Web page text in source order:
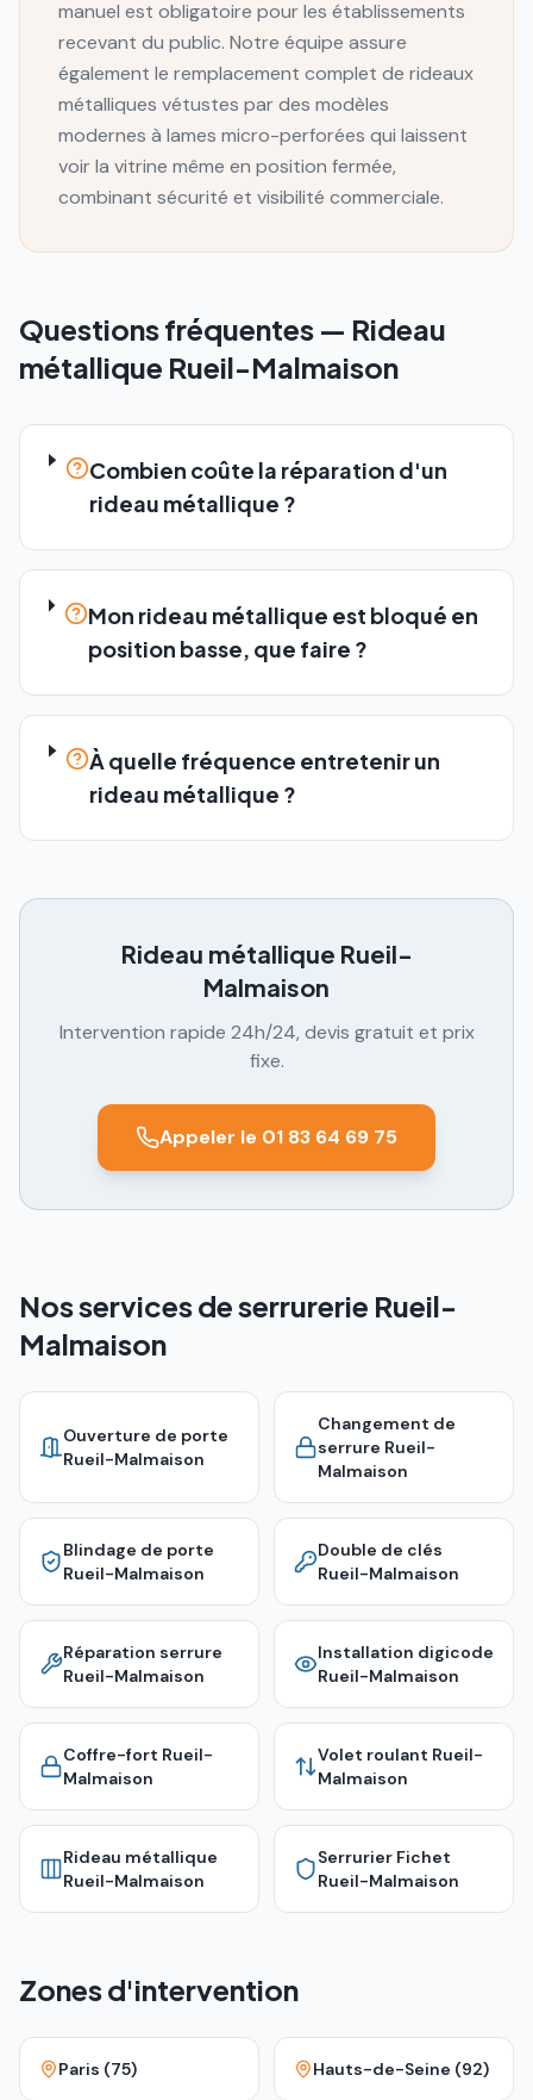
manuel est obligatoire pour les établissements
recevant du public. Notre équipe assure
également le remplacement complet de rideaux
métalliques vétustes par des modèles
modernes à lames micro-perforées qui laissent
voir la vitrine même en position fermée,
combinant sécurité et visibilité commerciale.
Questions fréquentes — Rideau
métallique Rueil-Malmaison
Combien coûte la réparation d'un
rideau métallique ?
Mon rideau métallique est bloqué en
position basse, que faire ?
À quelle fréquence entretenir un
rideau métallique ?
Rideau métallique Rueil-
Malmaison
Intervention rapide 24h/24, devis gratuit et prix
fixe.
Appeler le 01 83 64 69 75
Nos services de serrurerie Rueil-
Malmaison
Ouverture de porte
Rueil-Malmaison
Changement de
serrure Rueil-
Malmaison
Blindage de porte
Rueil-Malmaison
Double de clés
Rueil-Malmaison
Réparation serrure
Rueil-Malmaison
Installation digicode
Rueil-Malmaison
Coffre-fort Rueil-
Malmaison
Volet roulant Rueil-
Malmaison
Rideau métallique
Rueil-Malmaison
Serrurier Fichet
Rueil-Malmaison
Zones d'intervention
Paris (75) Hauts-de-Seine (92)